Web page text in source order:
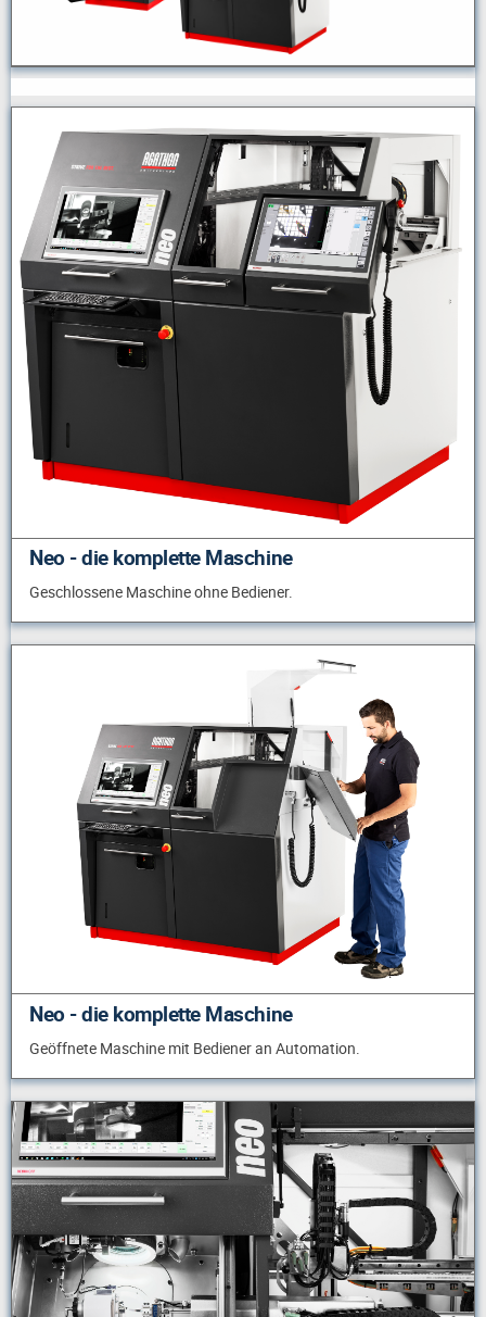
Neo - die komplette Maschine
Geschlossene Maschine ohne Bediener.
Neo - die komplette Maschine
Geöffnete Maschine mit Bediener an Automation.